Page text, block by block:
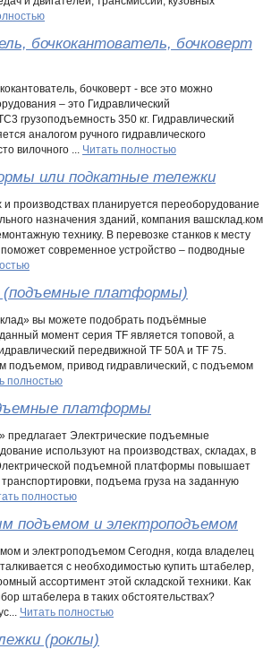
бочкокантователь, бочковерт
бочковерт - все это можно
– это Гидравлический
грузоподъемность 350 кг. Гидравлический
аналогом ручного гидравлического
вилочного ... Читать полностью
или подкатные тележки
производствах планируется переоборудование
назначения зданий, компания вашсклад.ком
технику. В перевозке станков к месту
современное устройство – подводные
платформы)
вы можете подобрать подъёмные
момент серия TF является топовой, а
передвижной TF 50А и TF 75.
привод гидравлический, с подъемом
полностью
платформы
предлагает Электрические подъемные
используют на производствах, складах, в
подъемной платформы повышает
подъема груза на заданную
полностью
подъемом и электроподъемом
и электроподъемом Сегодня, когда владелец
с необходимостью купить штабелер,
ассортимент этой складской техники. Как
штабелера в таких обстоятельствах?
Читать полностью
(роклы)